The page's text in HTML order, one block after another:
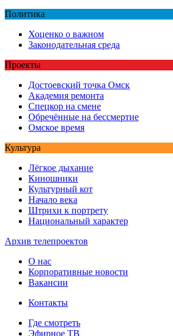
Политика
Хоценко о важном
Законодательная среда
Проекты
Достоевский точка Омск
Академия ремонта
Спецкор на смене
Обречённые на бессмертие
Омское время
Культура
Лёгкое дыхание
Киношники
Культурный кот
Начало века
Штрихи к портрету
Национальный характер
Архив телепроектов
О нас
Корпоративные новости
Вакансии
Контакты
Где смотреть
Эфирное ТВ